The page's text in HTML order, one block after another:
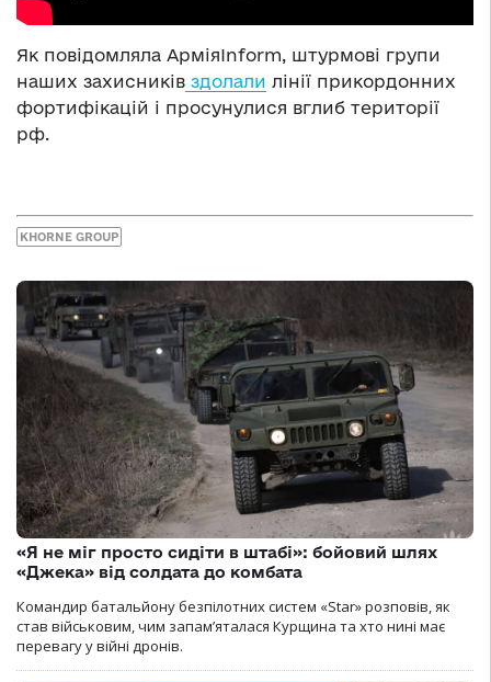
Як повідомляла АрміяInform, штурмові групи
наших захисників здолали лінії прикордонних
фортифікацій і просунулися вглиб території
рф.
KHORNE GROUP
«Я не міг просто сидіти в штабі»: бойовий шлях
«Джека» від солдата до комбата
Командир батальйону безпілотних систем «Star» розповів, як
став військовим, чим запам’яталася Курщина та хто нині має
перевагу у війні дронів.